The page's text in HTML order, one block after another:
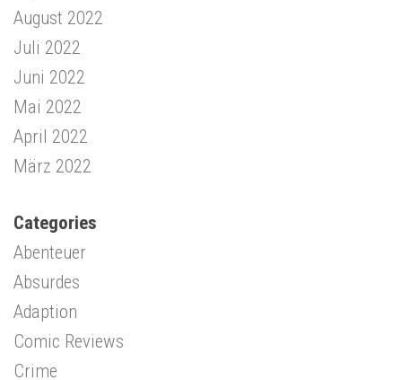
August 2022
Juli 2022
Juni 2022
Mai 2022
April 2022
März 2022
Categories
Abenteuer
Absurdes
Adaption
Comic Reviews
Crime